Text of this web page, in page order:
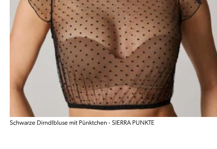
Schwarze Dirndlbluse mit Pünktchen - SIERRA PUNKTE